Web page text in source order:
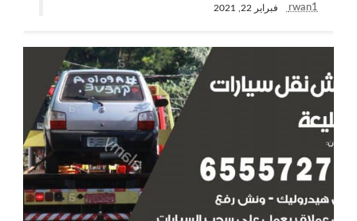
rwan1 فبراير 22, 2021